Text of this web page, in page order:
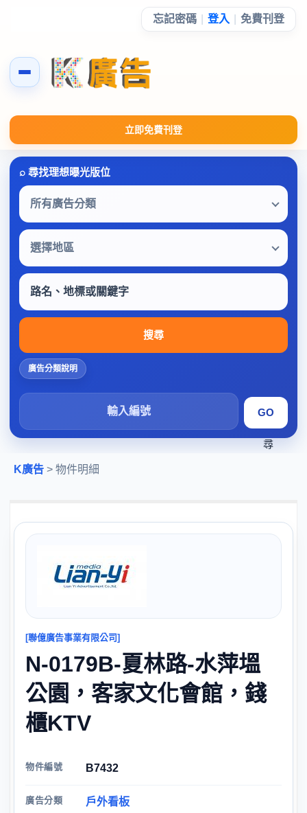
立即免費刊登
忘記密碼 登入 免費刊登
所有廣告分類
選擇地區
搜尋
廣告分類說明
搜
尋
K廣告 > 物件明細
[聯億廣告事業有限公司]
N-0179B-夏林路-水萍塭
公園，客家文化會館，錢
櫃KTV
物件編號 B7432
廣告分類 戶外看板